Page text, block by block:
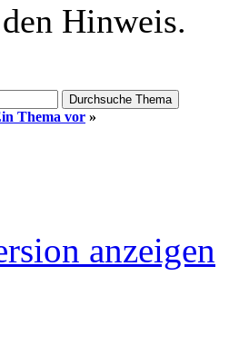
Hinweis.
Thema vor »
anzeigen